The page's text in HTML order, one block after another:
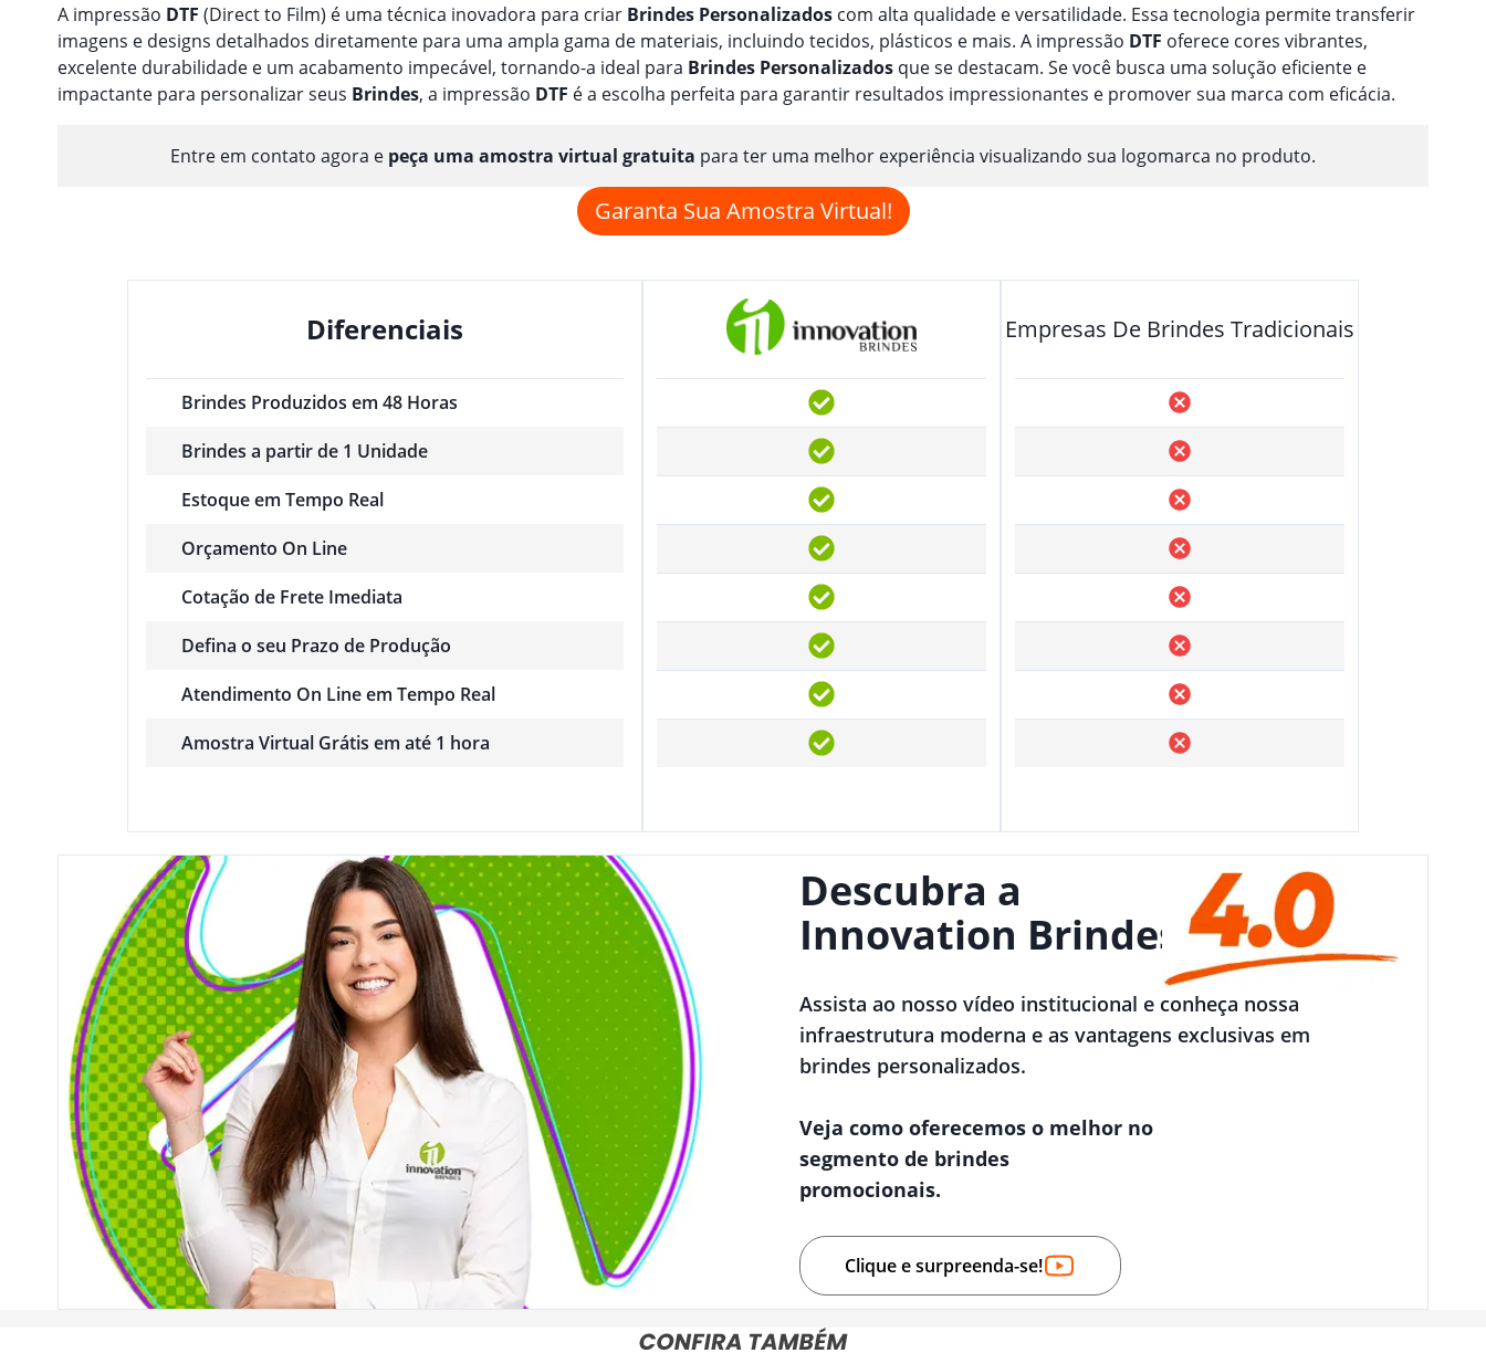
A impressão DTF (Direct to Film) é uma técnica inovadora para criar Brindes Personalizados com alta qualidade e versatilidade. Essa tecnologia permite transferir
imagens e designs detalhados diretamente para uma ampla gama de materiais, incluindo tecidos, plásticos e mais. A impressão DTF oferece cores vibrantes,
excelente durabilidade e um acabamento impecável, tornando-a ideal para Brindes Personalizados que se destacam. Se você busca uma solução eficiente e
impactante para personalizar seus Brindes, a impressão DTF é a escolha perfeita para garantir resultados impressionantes e promover sua marca com eficácia.
Entre em contato agora e peça uma amostra virtual gratuita para ter uma melhor experiência visualizando sua logomarca no produto.
Garanta Sua Amostra Virtual!
Diferenciais
Brindes Produzidos em 48 Horas
Brindes a partir de 1 Unidade
Estoque em Tempo Real
Orçamento On Line
Cotação de Frete Imediata
Defina o seu Prazo de Produção
Atendimento On Line em Tempo Real
Amostra Virtual Grátis em até 1 hora
Empresas De Brindes Tradicionais
Descubra a
Innovation Brindes
Assista ao nosso vídeo institucional e conheça nossa
infraestrutura moderna e as vantagens exclusivas em
brindes personalizados.
Veja como oferecemos o melhor no
segmento de brindes
promocionais.
Clique e surpreenda-se!